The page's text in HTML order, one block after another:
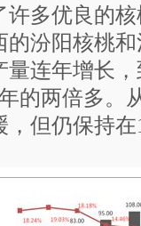
多优良的
汾阳核桃
量连年增长
的两倍多。
但仍保持在